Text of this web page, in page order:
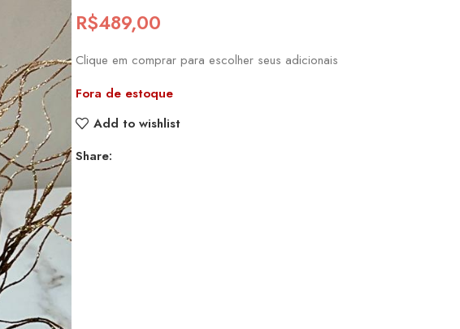
R$489,00
Clique em comprar para escolher seus adicionais
Fora de estoque
Add to wishlist
Share: